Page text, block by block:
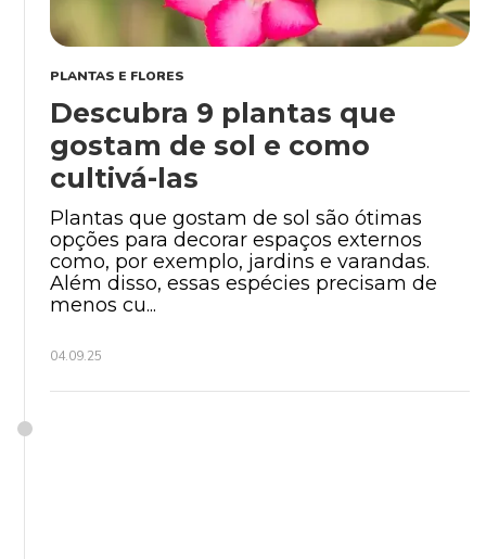
Casa & Piscina
Jardinagem
PLANTAS E FLORES
Descubra 9 plantas que
gostam de sol e como
cultivá-las
Plantas que gostam de sol são ótimas
opções para decorar espaços externos
como, por exemplo, jardins e varandas.
Além disso, essas espécies precisam de
menos cu...
04.09.25